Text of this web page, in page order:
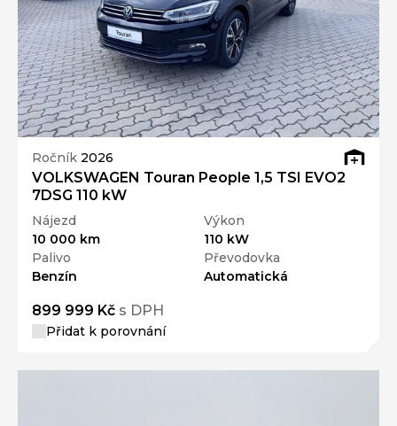
Ročník 2026
VOLKSWAGEN Touran People 1,5 TSI EVO2
7DSG 110 kW
Nájezd
10 000 km
Výkon
110 kW
Palivo
Benzín
Převodovka
Automatická
899 999 Kč s DPH
Přidat k porovnání